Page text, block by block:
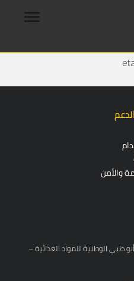
والأمن
ظبي الوطنية للمواد الغذائية –